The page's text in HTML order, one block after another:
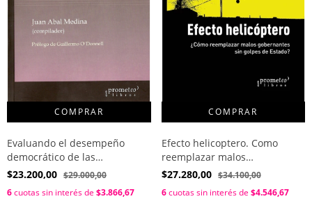
Evaluando el desempeño
democrático de las
instituciones políticas
Medina
$23.200,00 $29.000,00
6cuotas sin interés de $3.866,67
Efecto helicoptero. Como
reemplazar malos
gobernantes sin golpes de
Laura
$27.280,00 $34.100,00
6cuotas sin interés de $4.546,67